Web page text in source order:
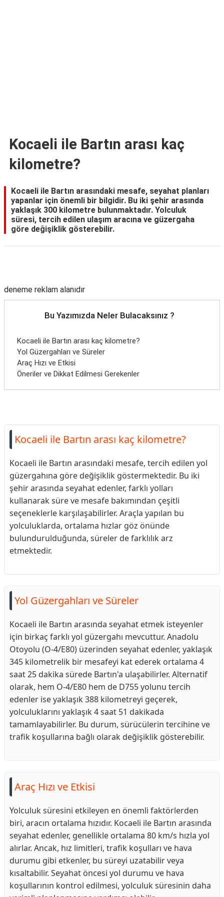
Kocaeli ile Bartın arası kaç
kilometre?
Kocaeli ile Bartın arasındaki mesafe, seyahat planları
yapanlar için önemli bir bilgidir. Bu iki şehir arasında
yaklaşık 300 kilometre bulunmaktadır. Yolculuk
süresi, tercih edilen ulaşım aracına ve güzergaha
göre değişiklik gösterebilir.
deneme reklam alanıdır
Bu Yazımızda Neler Bulacaksınız ?
Kocaeli ile Bartın arası kaç kilometre?
Yol Güzergahları ve Süreler
Araç Hızı ve Etkisi
Öneriler ve Dikkat Edilmesi Gerekenler
Kocaeli ile Bartın arası kaç kilometre?
Kocaeli ile Bartın arasındaki mesafe, tercih edilen yol
güzergahına göre değişiklik göstermektedir. Bu iki
şehir arasında seyahat edenler, farklı yolları
kullanarak süre ve mesafe bakımından çeşitli
seçeneklerle karşılaşabilirler. Araçla yapılan bu
yolculuklarda, ortalama hızlar göz önünde
bulundurulduğunda, süreler de farklılık arz
etmektedir.
Yol Güzergahları ve Süreler
Kocaeli ile Bartın arasında seyahat etmek isteyenler
için birkaç farklı yol güzergahı mevcuttur. Anadolu
Otoyolu (O-4/E80) üzerinden seyahat edenler, yaklaşık
345 kilometrelik bir mesafeyi kat ederek ortalama 4
saat 25 dakika sürede Bartın'a ulaşabilirler. Alternatif
olarak, hem O-4/E80 hem de D755 yolunu tercih
edenler ise yaklaşık 388 kilometreyi geçerek,
yolculuklarını yaklaşık 4 saat 51 dakikada
tamamlayabilirler. Bu durum, sürücülerin tercihine ve
trafik koşullarına bağlı olarak değişiklik gösterebilir.
Araç Hızı ve Etkisi
Yolculuk süresini etkileyen en önemli faktörlerden
biri, aracın ortalama hızıdır. Kocaeli ile Bartın arasında
seyahat edenler, genellikle ortalama 80 km/s hızla yol
alırlar. Ancak, hız limitleri, trafik koşulları ve hava
durumu gibi etkenler, bu süreyi uzatabilir veya
kısaltabilir. Seyahat öncesi yol durumu ve hava
koşullarının kontrol edilmesi, yolculuk süresinin daha